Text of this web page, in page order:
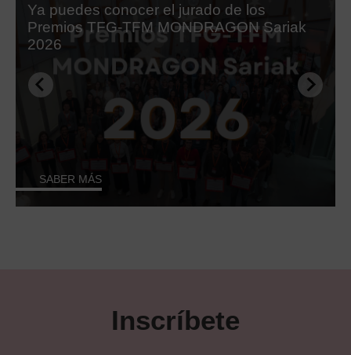
Ya puedes conocer el jurado de los
Premios TFG-TFM MONDRAGON Sariak
2026
SABER MÁS
Inscríbete